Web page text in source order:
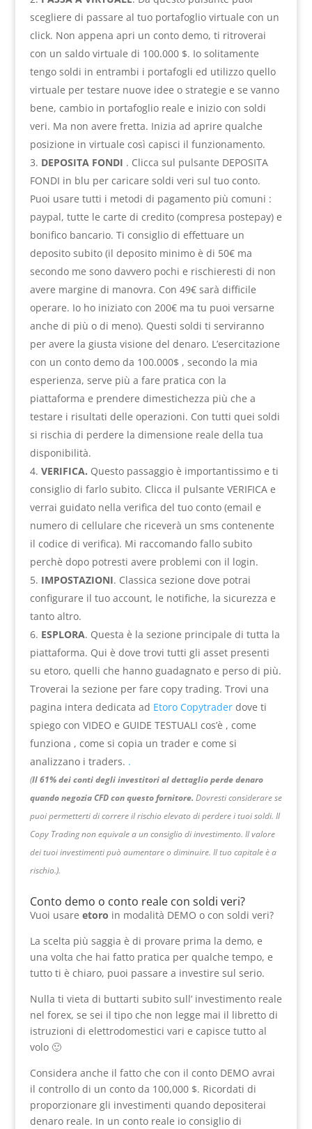
scegliere di passare al tuo portafoglio virtuale con un
click. Non appena apri un conto demo, ti ritroverai
con un saldo virtuale di 100.000 $. Io solitamente
tengo soldi in entrambi i portafogli ed utilizzo quello
virtuale per testare nuove idee o strategie e se vanno
bene, cambio in portafoglio reale e inizio con soldi
veri. Ma non avere fretta. Inizia ad aprire qualche
posizione in virtuale così capisci il funzionamento.
DEPOSITA FONDI . Clicca sul pulsante DEPOSITA
FONDI in blu per caricare soldi veri sul tuo conto.
Puoi usare tutti i metodi di pagamento più comuni :
paypal, tutte le carte di credito (compresa postepay) e
bonifico bancario. Ti consiglio di effettuare un
deposito subito (il deposito minimo è di 50€ ma
secondo me sono davvero pochi e rischieresti di non
avere margine di manovra. Con 49€ sarà difficile
operare. Io ho iniziato con 200€ ma tu puoi versarne
anche di più o di meno). Questi soldi ti serviranno
per avere la giusta visione del denaro. L’esercitazione
con un conto demo da 100.000$ , secondo la mia
esperienza, serve più a fare pratica con la
piattaforma e prendere dimestichezza più che a
testare i risultati delle operazioni. Con tutti quei soldi
si rischia di perdere la dimensione reale della tua
disponibilità.
VERIFICA. Questo passaggio è importantissimo e ti
consiglio di farlo subito. Clicca il pulsante VERIFICA e
verrai guidato nella verifica del tuo conto (email e
numero di cellulare che riceverà un sms contenente
il codice di verifica). Mi raccomando fallo subito
perchè dopo potresti avere problemi con il login.
IMPOSTAZIONI. Classica sezione dove potrai
configurare il tuo account, le notifiche, la sicurezza e
tanto altro.
ESPLORA. Questa è la sezione principale di tutta la
piattaforma. Qui è dove trovi tutti gli asset presenti
su etoro, quelli che hanno guadagnato e perso di più.
Troverai la sezione per fare copy trading. Trovi una
pagina intera dedicata ad Etoro Copytraderdove ti
spiego con VIDEO e GUIDE TESTUALI cos’è , come
funziona , come si copia un trader e come si
analizzano i traders. .
(Il 61% dei conti degli investitori al dettaglio perde denaro
quando negozia CFD con questo fornitore. Dovresti considerare se
puoi permetterti di correre il rischio elevato di perdere i tuoi soldi. Il
Copy Trading non equivale a un consiglio di investimento. Il valore
dei tuoi investimenti può aumentare o diminuire. Il tuo capitale è a
rischio.).
Conto demo o conto reale con soldi veri?
Vuoi usare etoro in modalità DEMO o con soldi veri?
La scelta più saggia è di provare prima la demo, e
una volta che hai fatto pratica per qualche tempo, e
tutto ti è chiaro, puoi passare a investire sul serio.
Nulla ti vieta di buttarti subito sull’ investimento reale
nel forex, se sei il tipo che non legge mai il libretto di
istruzioni di elettrodomestici vari e capisce tutto al
volo 🙂
Considera anche il fatto che con il conto DEMO avrai
il controllo di un conto da 100,000 $. Ricordati di
proporzionare gli investimenti quando depositerai
denaro reale. In un conto reale io consiglio di